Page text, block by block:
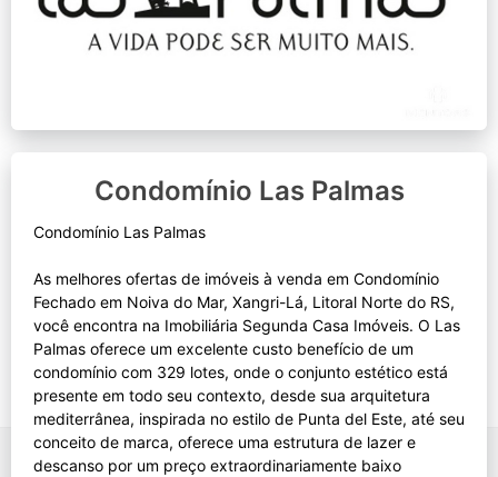
Condomínio Las Palmas
Condomínio Las Palmas
As melhores ofertas de imóveis à venda em Condomínio
Fechado em Noiva do Mar, Xangri-Lá, Litoral Norte do RS,
você encontra na Imobiliária Segunda Casa Imóveis. O Las
Palmas oferece um excelente custo benefício de um
condomínio com 329 lotes, onde o conjunto estético está
presente em todo seu contexto, desde sua arquitetura
mediterrânea, inspirada no estilo de Punta del Este, até seu
conceito de marca, oferece uma estrutura de lazer e
descanso por um preço extraordinariamente baixo